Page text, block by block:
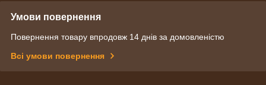
Умови повернення
Повернення товару впродовж 14 днів за домовленістю
Всі умови повернення